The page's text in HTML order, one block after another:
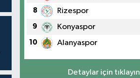
8 Rizespor
9 Konyaspor
10 Alanyaspor
Detaylar için tıklayın